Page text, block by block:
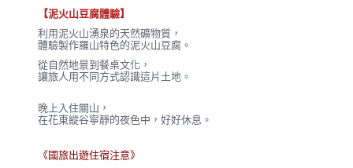
【泥火山豆腐體驗】
利用泥火山湧泉的天然礦物質，
體驗製作羅山特色的泥火山豆腐。
從自然地景到餐桌文化，
讓旅人用不同方式認識這片土地。
晚上入住關山，
在花東縱谷寧靜的夜色中，好好休息。
《國旅出遊住宿注意》